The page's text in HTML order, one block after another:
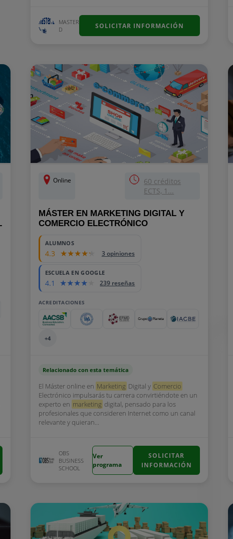
MASTER
D
SOLICITAR INFORMACIÓN
Online
60 créditos
ECTS, 1...
MÁSTER EN MARKETING DIGITAL Y
COMERCIO ELECTRÓNICO
ALUMNOS
4.3 3 opiniones
ESCUELA EN GOOGLE
4.1 239 reseñas
ACREDITACIONES
+4
Relacionado con esta temática
El Máster online en Marketing Digital y Comercio
Electrónico impulsarás tu carrera convirtiéndote en un
experto en marketing digital, pensado para los
profesionales que consideren Internet como un canal
relevante y quieran...
OBS
BUSINESS
SCHOOL
Ver
programa
SOLICITAR
INFORMACIÓN